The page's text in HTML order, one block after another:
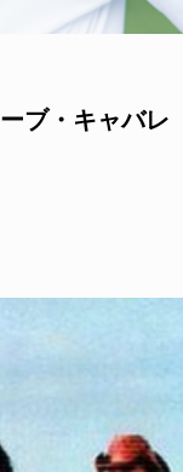
ブ・キャバレ